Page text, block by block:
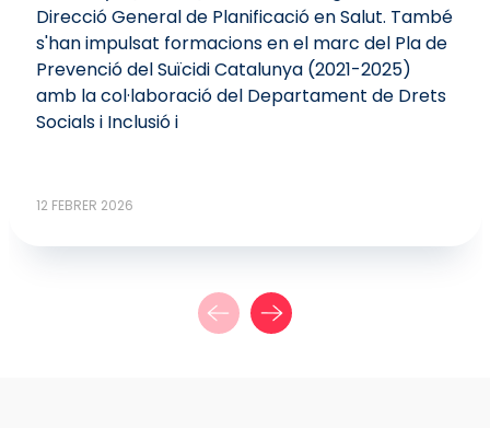
Direcció General de Planificació en Salut. També
s'han impulsat formacions en el marc del Pla de
Prevenció del Suïcidi Catalunya (2021-2025)
amb la col·laboració del Departament de Drets
Socials i Inclusió i
12 FEBRER 2026